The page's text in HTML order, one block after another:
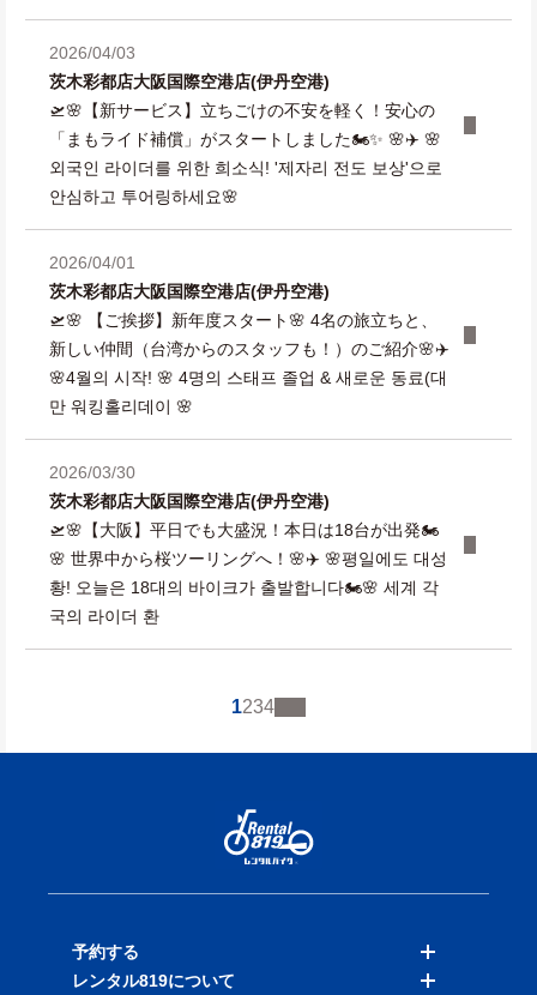
2026/04/03
茨木彩都店大阪国際空港店(伊丹空港)
🛫🌸【新サービス】立ちごけの不安を軽く！安心の
「まもライド補償」がスタートしました🏍️✨ 🌸✈️ 🌸
외국인 라이더를 위한 희소식! '제자리 전도 보상'으로
안심하고 투어링하세요🌸
2026/04/01
茨木彩都店大阪国際空港店(伊丹空港)
🛫🌸 【ご挨拶】新年度スタート🌸 4名の旅立ちと、
新しい仲間（台湾からのスタッフも！）のご紹介🌸✈️
🌸4월의 시작! 🌸 4명의 스태프 졸업 & 새로운 동료(대
만 워킹홀리데이 🌸
2026/03/30
茨木彩都店大阪国際空港店(伊丹空港)
🛫🌸【大阪】平日でも大盛況！本日は18台が出発🏍️
🌸 世界中から桜ツーリングへ！🌸✈️ 🌸평일에도 대성
황! 오늘은 18대의 바이크가 출발합니다🏍️🌸 세계 각
국의 라이더 환
1234
予約する
レンタル819について